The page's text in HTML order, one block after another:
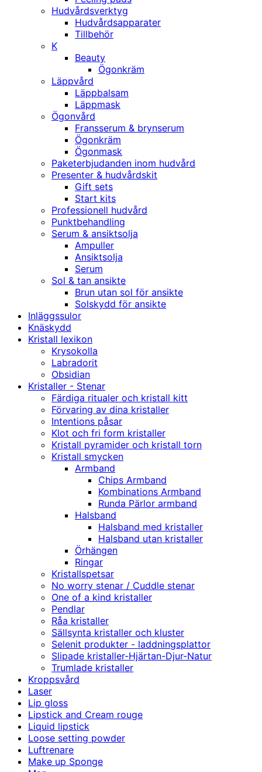
Hudvårdsverktyg
Hudvårdsapparater
Tillbehör
K
Beauty
Ögonkräm
Läppvård
Läppbalsam
Läppmask
Ögonvård
Fransserum & brynserum
Ögonkräm
Ögonmask
Paketerbjudanden inom hudvård
Presenter & hudvårdskit
Gift sets
Start kits
Professionell hudvård
Punktbehandling
Serum & ansiktsolja
Ampuller
Ansiktsolja
Serum
Sol & tan ansikte
Brun utan sol för ansikte
Solskydd för ansikte
Inläggssulor
Knäskydd
Kristall lexikon
Krysokolla
Labradorit
Obsidian
Kristaller - Stenar
Färdiga ritualer och kristall kitt
Förvaring av dina kristaller
Intentions påsar
Klot och fri form kristaller
Kristall pyramider och kristall torn
Kristall smycken
Armband
Chips Armband
Kombinations Armband
Runda Pärlor armband
Halsband
Halsband med kristaller
Halsband utan kristaller
Örhängen
Ringar
Kristallspetsar
No worry stenar / Cuddle stenar
One of a kind kristaller
Pendlar
Råa kristaller
Sällsynta kristaller och kluster
Selenit produkter - laddningsplattor
Slipade kristaller-Hjärtan-Djur-Natur
Trumlade kristaller
Kroppsvård
Laser
Lip gloss
Lipstick and Cream rouge
Liquid lipstick
Loose setting powder
Luftrenare
Make up Sponge